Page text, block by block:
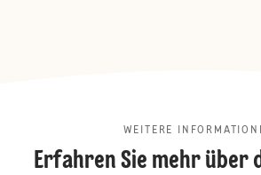
WEITERE
Erfahren Sie mehr über